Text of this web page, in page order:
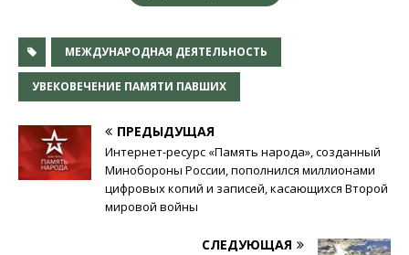
МЕЖДУНАРОДНАЯ ДЕЯТЕЛЬНОСТЬ
УВЕКОВЕЧЕНИЕ ПАМЯТИ ПАВШИХ
ПРЕДЫДУЩАЯ
Интернет-ресурс «Память народа», созданный
Минобороны России, пополнился миллионами
цифровых копий и записей, касающихся Второй
мировой войны
СЛЕДУЮЩАЯ